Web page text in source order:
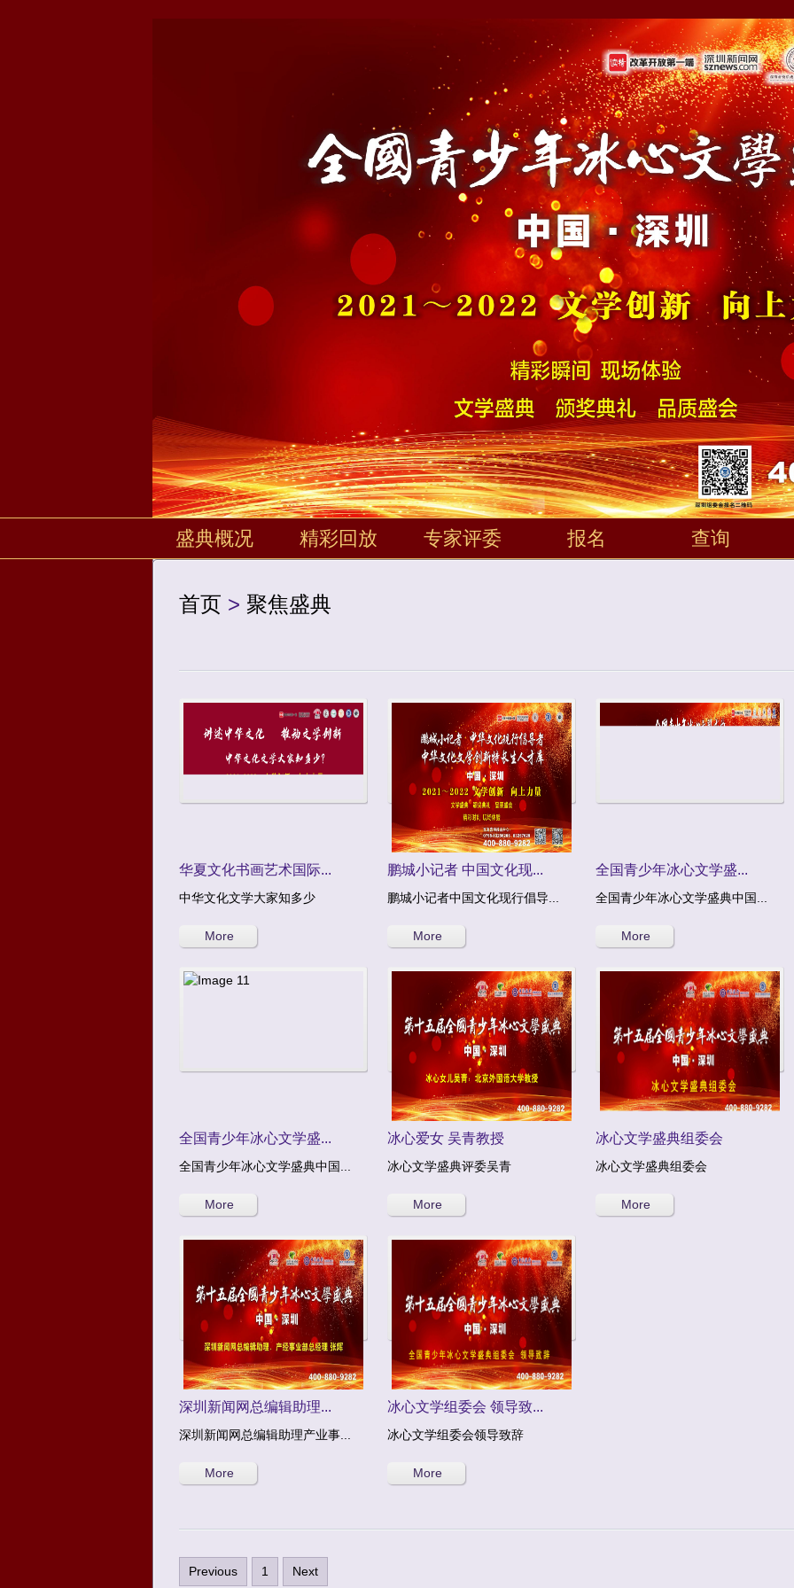
盛典概况 精彩回放 专家评委 报名 查询
首页 > 聚焦盛典
华夏文化书画艺术国际...
中华文化文学大家知多少
More
鹏城小记者 中国文化现...
鹏城小记者中国文化现行倡导...
More
全国青少年冰心文学盛...
全国青少年冰心文学盛典中国...
More
全国青少年冰心文学盛...
全国青少年冰心文学盛典中国...
More
冰心爱女 吴青教授
冰心文学盛典评委吴青
More
冰心文学盛典组委会
冰心文学盛典组委会
More
深圳新闻网总编辑助理...
深圳新闻网总编辑助理产业事...
More
冰心文学组委会 领导致...
冰心文学组委会领导致辞
More
Previous 1 Next